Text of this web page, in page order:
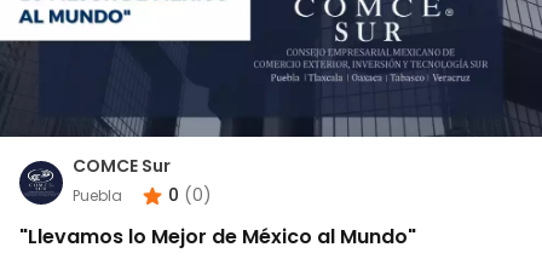
COMCE Sur
Puebla 0 ( 0 )
"Llevamos lo Mejor de México al Mundo"